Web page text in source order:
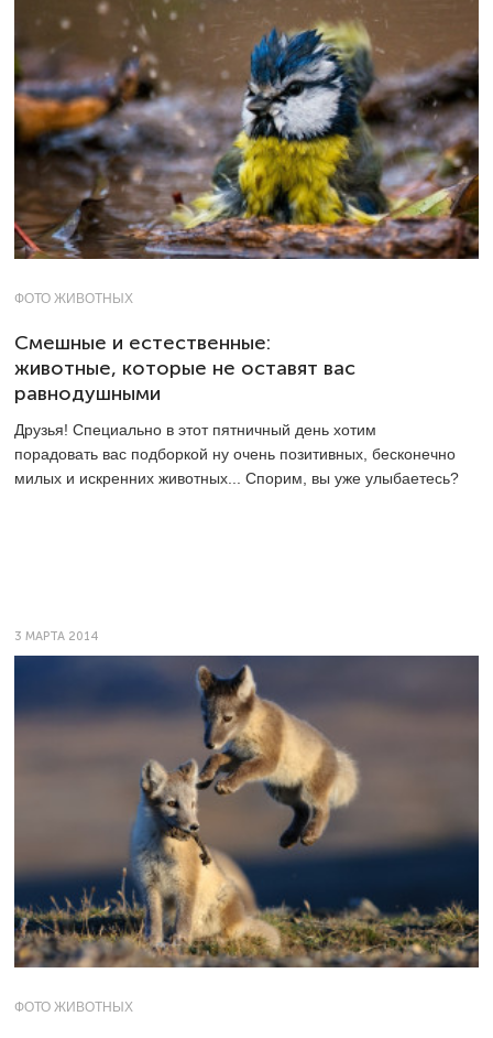
ФОТО ЖИВОТНЫХ
Смешные и естественные:
животные, которые не оставят вас
равнодушными
Друзья! Специально в этот пятничный день хотим
порадовать вас подборкой ну очень позитивных, бесконечно
милых и искренних животных... Спорим, вы уже улыбаетесь?
3 МАРТА 2014
ФОТО ЖИВОТНЫХ